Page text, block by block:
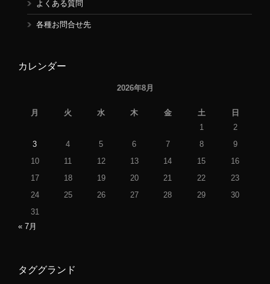
よくある質問
各種お問合せ先
カレンダー
2026年8月
月 火 水 木 金 土
日
1
2
3
4 5 6 7 8
9
10
11 12 13 14 15
16
17
18 19 20 21 22
23
24
25 26 27 28 29
30
31
« 7月
タググランド